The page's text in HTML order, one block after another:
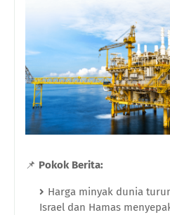
📌 Pokok Berita:
Harga minyak dunia
Israel dan Hamas